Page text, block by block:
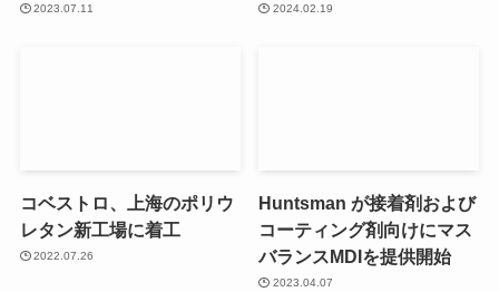
2023.07.11 2024.02.19
コベストロ、上海のポリウ
レタン新工場に着工
2022.07.26
Huntsman が接着剤および
コーティング剤向けにマス
バランスMDIを提供開始
2023.04.07